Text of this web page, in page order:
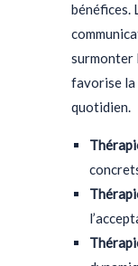
bénéfices.
surmonter
favorise la
quotidien.